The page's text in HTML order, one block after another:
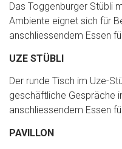
Das Toggenburger Stübli
Ambiente eignet sich für
anschliessendem Essen
UZE STÜBLI
Der runde Tisch im Uze-
geschäftliche Gespräche
anschliessendem Essen
PAVILLON